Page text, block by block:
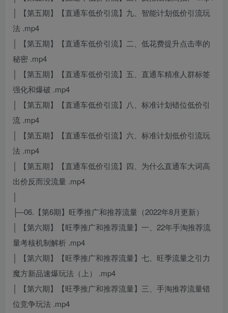
│ 【第五期】【直通车低价引流】九、智能计划低价引流玩
法 .mp4
│ 【第五期】【直通车低价引流】二、低花费提升点击率的
秘密 .mp4
│ 【第五期】【直通车低价引流】五、直通车精准人群标签
强化和爆破 .mp4
│ 【第五期】【直通车低价引流】八、标准计划错位低价引
流 .mp4
│ 【第五期】【直通车低价引流】六、标准计划低价引流玩
法 .mp4
│ 【第五期】【直通车低价引流】四、为什么直通车大词高
出价反而没流量 .mp4
├─06.【第6期】旺季推广和推荐流量（2022年8月更新）
│ 【第六期】【旺季推广和推荐流量】一、22年手淘推荐流
量考核机制解析 .mp4
│ 【第六期】【旺季推广和推荐流量】七、旺季流量之引力
魔方新品速爆玩法（上） .mp4
│ 【第六期】【旺季推广和推荐流量】三、手淘推荐流量错
位竞争玩法 .mp4